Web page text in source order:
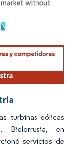
según CC BY 4.0.
turbinas eólicas
Bielorrusia, en
servicios de